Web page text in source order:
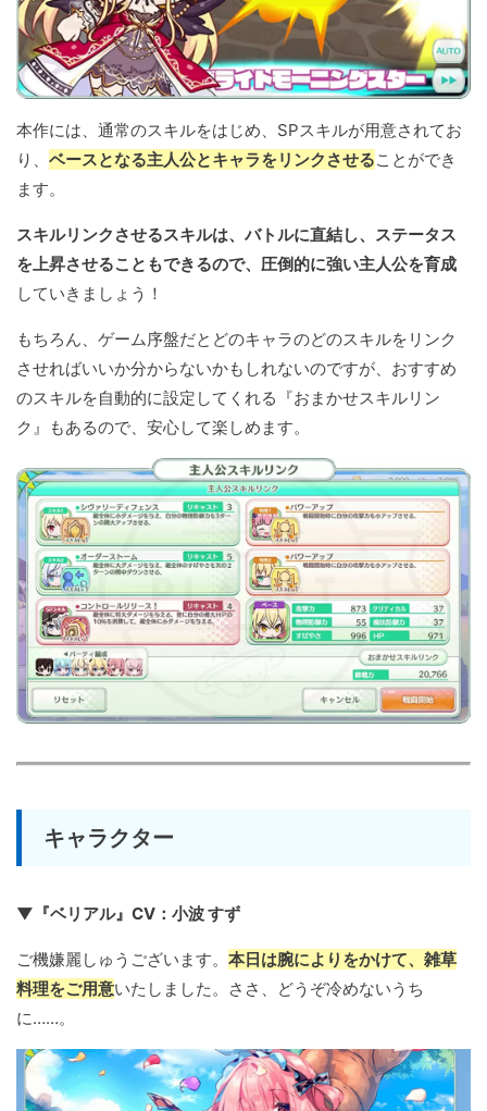
本作には、通常のスキルをはじめ、SPスキルが用意されてお
り、 ベースとなる主人公とキャラをリンクさせることができ
ます。
スキルリンクさせるスキルは、バトルに直結し、ステータス
を上昇させることもできるので、圧倒的に強い主人公を育成
していきましょう！
もちろん、ゲーム序盤だとどのキャラのどのスキルをリンク
させればいいか分からないかもしれないのですが、おすすめ
のスキルを自動的に設定してくれる『おまかせスキルリン
ク』もあるので、安心して楽しめます。
キャラクター
▼『ベリアル』CV：小波 すず
ご機嫌麗しゅうございます。 本日は腕によりをかけて、雑草
料理をご用意いたしました。ささ、どうぞ冷めないうち
に……。